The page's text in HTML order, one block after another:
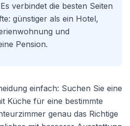
verbindet die besten Seiten
günstiger als ein Hotel,
und
Pension.
einfach: Suchen Sie eine
Küche für eine bestimmte
genau das Richtige